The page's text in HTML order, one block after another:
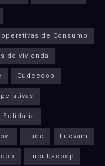
de Consumo
de vivienda
Cudecoop
Solidaria
Fucc Fucvam
Incubacoop